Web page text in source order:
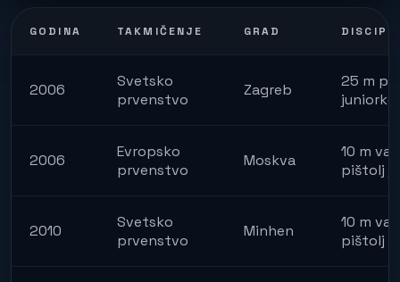
GODINA TAKMIČENJE GRAD
2006
Svetsko
prvenstvo
Zagreb
25 m
juniorke
2006
Evropsko
prvenstvo
Moskva
10 m
pištolj
2010
Svetsko
prvenstvo
Minhen
10 m
pištolj